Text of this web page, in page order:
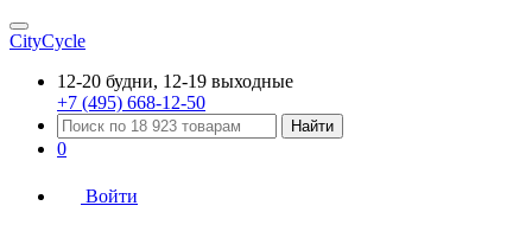
CityCycle
12-20 будни, 12-19 выходные
+7 (495) 668-12-50
Найти
0
Войти